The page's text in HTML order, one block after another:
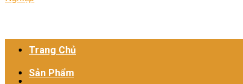
Trang Chủ
Sản Phẩm